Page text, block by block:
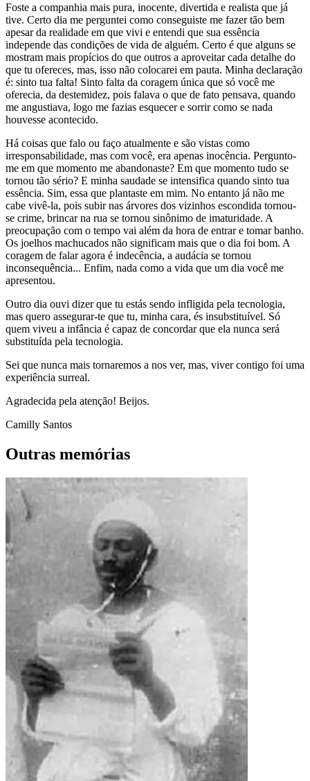
Foste a companhia mais pura, inocente, divertida e realista que já
tive. Certo dia me perguntei como conseguiste me fazer tão bem
apesar da realidade em que vivi e entendi que sua essência
independe das condições de vida de alguém. Certo é que alguns se
mostram mais propícios do que outros a aproveitar cada detalhe do
que tu ofereces, mas, isso não colocarei em pauta. Minha declaração
é: sinto tua falta! Sinto falta da coragem única que só você me
oferecia, da destemidez, pois falava o que de fato pensava, quando
me angustiava, logo me fazias esquecer e sorrir como se nada
houvesse acontecido.
Há coisas que falo ou faço atualmente e são vistas como
irresponsabilidade, mas com você, era apenas inocência. Pergunto-
me em que momento me abandonaste? Em que momento tudo se
tornou tão sério? E minha saudade se intensifica quando sinto tua
essência. Sim, essa que plantaste em mim. No entanto já não me
cabe vivê-la, pois subir nas árvores dos vizinhos escondida tornou-
se crime, brincar na rua se tornou sinônimo de imaturidade. A
preocupação com o tempo vai além da hora de entrar e tomar banho.
Os joelhos machucados não significam mais que o dia foi bom. A
coragem de falar agora é indecência, a audácia se tornou
inconsequência... Enfim, nada como a vida que um dia você me
apresentou.
Outro dia ouvi dizer que tu estás sendo infligida pela tecnologia,
mas quero assegurar-te que tu, minha cara, és insubstituível. Só
quem viveu a infância é capaz de concordar que ela nunca será
substituída pela tecnologia.
Sei que nunca mais tornaremos a nos ver, mas, viver contigo foi uma
experiência surreal.
Agradecida pela atenção! Beijos.
Camilly Santos
Outras memórias